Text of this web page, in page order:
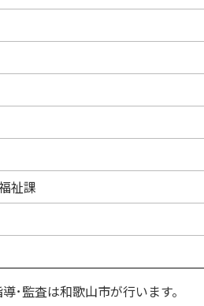
祉課
･監査は和歌山市が行います。